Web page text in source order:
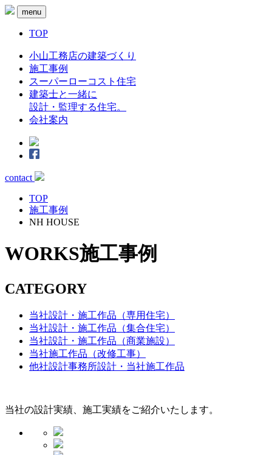
menu
TOP
小山工務店の建築づくり
施工事例
スーパーローコスト住宅
建築士と一緒に
設計・監理する住宅。
会社案内
contact
TOP
施工事例
NH HOUSE
WORKS施工事例
CATEGORY
当社設計・施工作品（専用住宅）
当社設計・施工作品（集合住宅）
当社設計・施工作品（商業施設）
当社施工作品（改修工事）
他社設計事務所設計・当社施工作品
当社の設計実績、施工実績をご紹介いたします。